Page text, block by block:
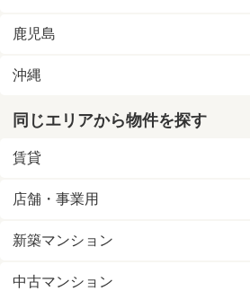
鹿児島
沖縄
同じエリアから物件を探す
賃貸
店舗・事業用
新築マンション
中古マンション